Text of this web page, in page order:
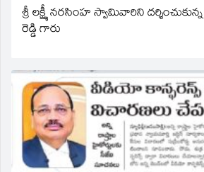
శ్రీ లక్ష్మీ నరసింహ స్వామివారిని
రెడ్డి గారు